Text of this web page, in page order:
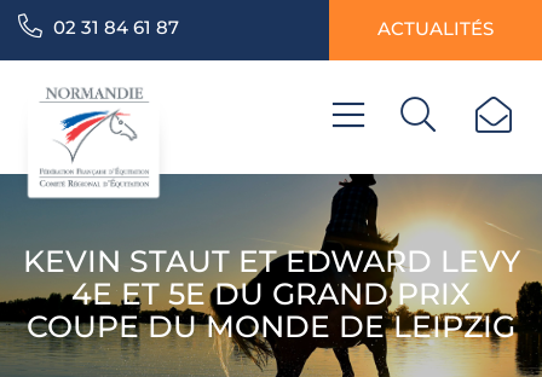
02 31 84 61 87 ACTUALITÉS
KEVIN STAUT ET EDWARD LEVY
4E ET 5E DU GRAND PRIX
COUPE DU MONDE DE LEIPZIG